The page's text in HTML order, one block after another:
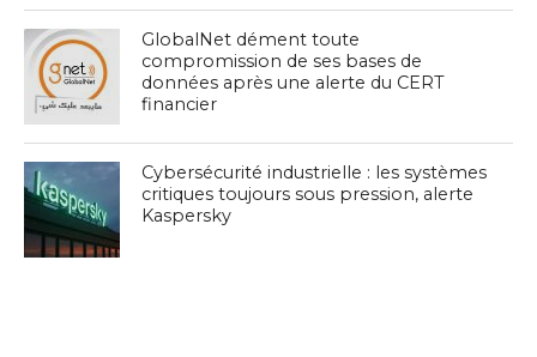
GlobalNet dément toute
compromission de ses bases de
données après une alerte du CERT
financier
Cybersécurité industrielle : les systèmes
critiques toujours sous pression, alerte
Kaspersky